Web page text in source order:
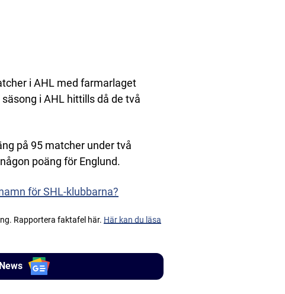
i AHL med farmarlaget
i AHL hittills då de två
på 95 matcher under två
poäng för Englund.
för SHL-klubbarna?
Rapportera faktafel här. Här kan du läsa